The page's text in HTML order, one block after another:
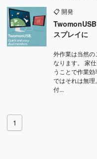
📋 開発
スプレイに
外作業は当然
なります。 家
うことで作業
ではそれは無
付...
1